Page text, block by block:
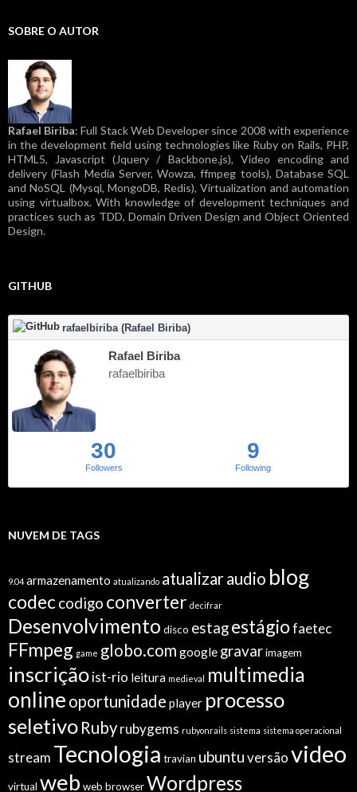
SOBRE O AUTOR
Rafael Biriba: Full Stack Web Developer since 2008 with experience
in the development field using technologies like Ruby on Rails, PHP,
HTML5, Javascript (Jquery / Backbone.js), Video encoding and
delivery (Flash Media Server, Wowza, ffmpeg tools), Database SQL
and NoSQL (Mysql, MongoDB, Redis), Virtualization and automation
using virtualbox. With knowledge of development techniques and
practices such as TDD, Domain Driven Design and Object Oriented
Design.
GITHUB
rafaelbiriba (Rafael Biriba)
Rafael Biriba
rafaelbiriba
30
Followers
9
Following
NUVEM DE TAGS
9.04 armazenamento atualizando atualizaraudio blog
codeccodigo converter decifrar
Desenvolvimento disco estagestágiofaetec
FFmpeg game globo.com google gravarimagem
inscriçãoist-rio leitura medieval multimedia
online oportunidade player processo
seletivo Rubyrubygems rubyonrails sistema sistema operacional
stream Tecnologia travian ubuntuversãovideo
virtual web web browserWordpress